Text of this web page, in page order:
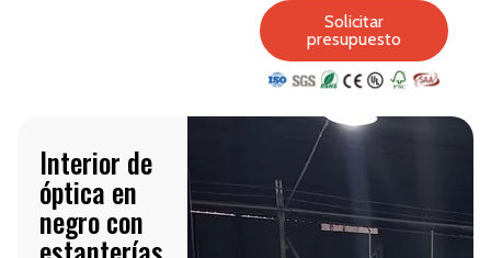
Solicitar
presupuesto
Interior de
óptica en
negro con